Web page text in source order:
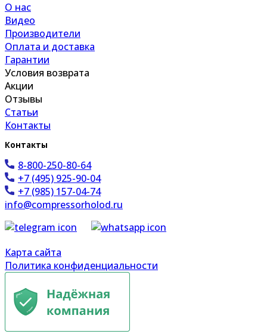
О нас
Видео
Производители
Оплата и доставка
Гарантии
Условия возврата
Акции
Отзывы
Статьи
Контакты
Контакты
8-800-250-80-64
+7 (495) 925-90-04
+7 (985) 157-04-74
info@compressorholod.ru
Карта сайта
Политика конфиденциальности